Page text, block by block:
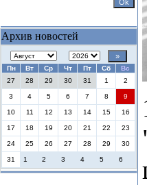
Архив новостей
Пн Вт Ср Чт Пт Сб
Вс
27
28 29 30 31 1 2
3 4 5 6 7 8 9
10 11 12 13 14 15 16
17 18 19 20 21 22 23
24 25 26 27 28 29 30
31 1 2 3 4 5 6